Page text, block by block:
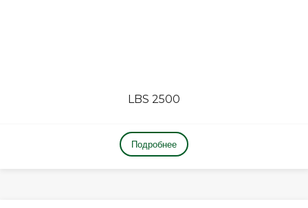
LBS 2500
Подробнее